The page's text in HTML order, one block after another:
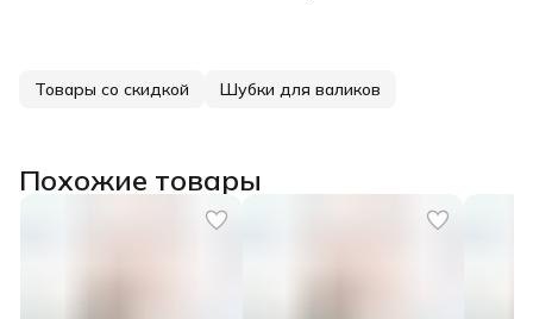
Товары со скидкой Шубки для валиков
Похожие товары